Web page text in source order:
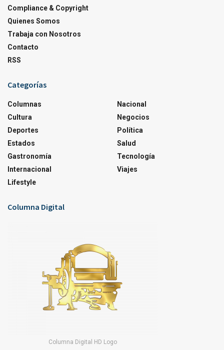
Compliance & Copyright
Quienes Somos
Trabaja con Nosotros
Contacto
RSS
Categorías
Columnas
Cultura
Deportes
Estados
Gastronomía
Internacional
Lifestyle
Nacional
Negocios
Política
Salud
Tecnología
Viajes
Columna Digital
Columna Digital HD Logo